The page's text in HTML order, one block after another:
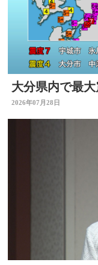
大分県内で最
2026年07月28日